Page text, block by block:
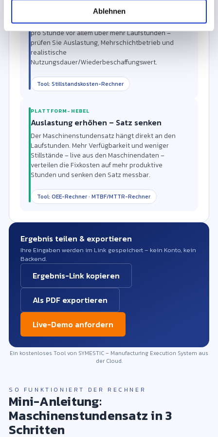
Ablehnen
Der Kapitaldienst (Abschreibung) dominiert. Er sinkt
pro Stunde vor allem über mehr Laufstunden –
prüfen Sie Auslastung, Mehrschichtbetrieb und
realistische
Nutzungsdauer/Wiederbeschaffungswert.
Tool: Stillstandskosten-Rechner
PLATTFORM-HEBEL
Auslastung erhöhen – Satz senken
Der Maschinenstundensatz hängt direkt an den
Laufstunden. Mehr Verfügbarkeit und weniger
Stillstände – live aus den Maschinendaten –
verteilen die Fixkosten auf mehr produktive
Stunden und senken den Satz messbar.
Tool: OEE-Rechner · MTBF/MTTR-Rechner
Ergebnis teilen & exportieren
Ihre Eingaben werden im Link gespeichert – kein Konto, kein
Backend.
Ergebnis-Link kopieren
Als PDF exportieren
Live-Demo anfordern
Bitte tragen Sie Anschaffungswert,
Ein kostenloses Tool von SYMESTIC – Manufacturing Execution System aus
der Cloud.
SO FUNKTIONIERT DER RECHNER
Mini-Anleitung:
Maschinenstundensatz in 3
Schritten